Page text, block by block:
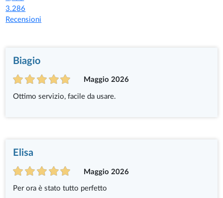
3.286
Recensioni
Biagio
Maggio 2026
Ottimo servizio, facile da usare.
Elisa
Maggio 2026
Per ora è stato tutto perfetto